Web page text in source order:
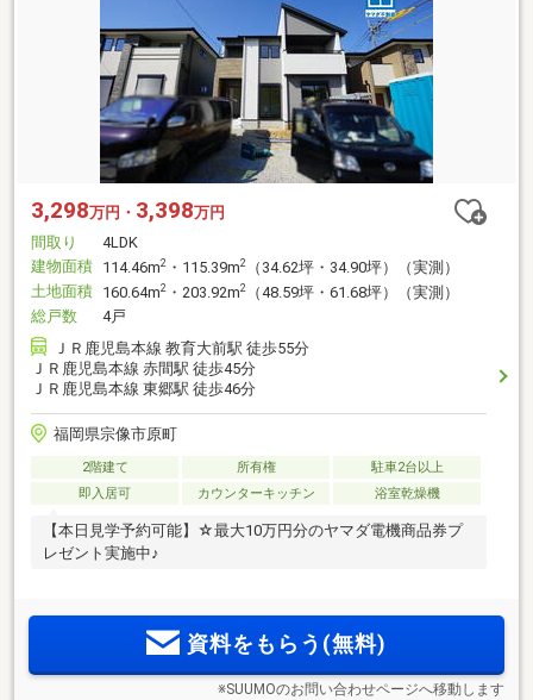
3,298万円・ 3,398万円
間取り
4LDK
建物面積 114.46m2 ・115.39m2
（34.62坪・34.90坪）（実測）
土地面積 160.64m2 ・203.92m2
（48.59坪・61.68坪）（実測）
総戸数
4戸
ＪＲ鹿児島本線 教育大前駅 徒歩55分
ＪＲ鹿児島本線 赤間駅 徒歩45分
ＪＲ鹿児島本線 東郷駅 徒歩46分
福岡県宗像市原町
2階建て 所有権
駐車2台以上
即入居可
カウンターキッチン 浴室乾燥機
【本日見学予約可能】☆最大10万円分のヤマダ電機商品券プ
レゼント実施中♪
資料をもらう(無料)
※SUUMOのお問い合わせページへ移動します